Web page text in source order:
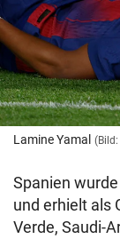
Lamine Yamal
Spanien
und erhielt als
Verde, Saudi-